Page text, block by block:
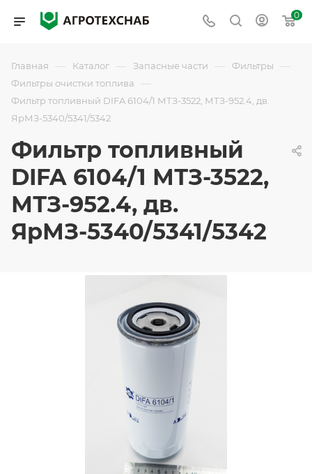
0
Главная — Каталог — Запасные части — Фильтры —
Фильтры очистки топлива —
Фильтр топливный DIFA 6104/1 МТЗ-3522, МТЗ-952.4, дв.
ЯрМЗ-5340/5341/5342
Фильтр топливный
DIFA 6104/1 МТЗ-3522,
МТЗ-952.4, дв.
ЯрМЗ-5340/5341/5342